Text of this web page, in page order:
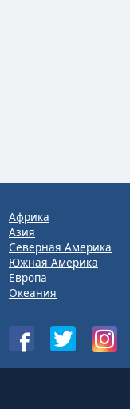
Африка
Азия
Северная Америка
Южная Америка
Европа
Океания